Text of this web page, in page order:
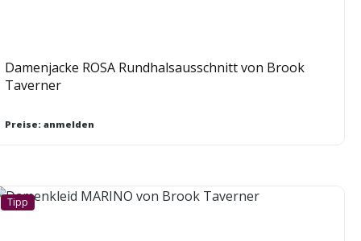
Damenjacke ROSA Rundhalsausschnitt von Brook
Taverner
Preise: anmelden
Tipp